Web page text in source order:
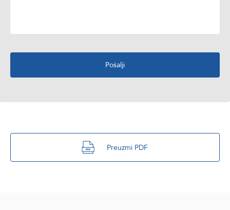
Pošalji
Preuzmi PDF